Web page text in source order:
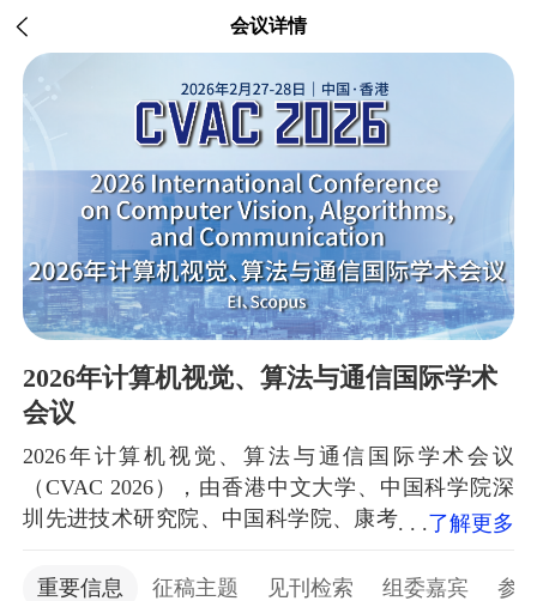
会议详情
2026年计算机视觉、算法与通信国际学术
会议
了解更多
2026年计算机视觉、算法与通信国际学术会议
（CVAC 2026），由香港中文大学、中国科学院深
圳先进技术研究院、中国科学院、康考
将于2026年2月27日至28日在中国香港召开。本次国
重要信息 征稿主题 见刊检索 组委嘉宾 参